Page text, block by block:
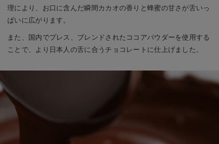
理により、お口に含んだ瞬間カカオの香りと蜂蜜の甘さが舌いっ
ぱいに広がります。
また、国内でプレス、ブレンドされたココアパウダーを使用する
ことで、より日本人の舌に合うチョコレートに仕上げました。